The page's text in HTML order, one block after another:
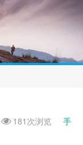
181次浏览
手